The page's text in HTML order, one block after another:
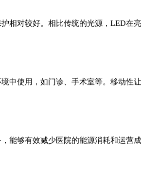
对较好。相比传统的光源，LED在
使用，如门诊、手术室等。移动性
够有效减少医院的能源消耗和运营